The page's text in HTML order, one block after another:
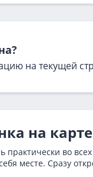
на текущей
на
практически во
месте. Сразу